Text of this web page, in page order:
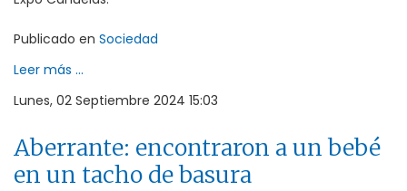
Publicado en Sociedad
Leer más ...
Lunes, 02 Septiembre 2024 15:03
Aberrante: encontraron a un bebé
en un tacho de basura